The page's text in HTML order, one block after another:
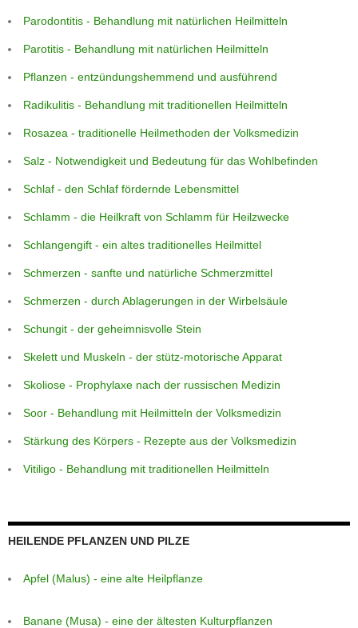
Parodontitis - Behandlung mit natürlichen Heilmitteln
Parotitis - Behandlung mit natürlichen Heilmitteln
Pflanzen - entzündungshemmend und ausführend
Radikulitis - Behandlung mit traditionellen Heilmitteln
Rosazea - traditionelle Heilmethoden der Volksmedizin
Salz - Notwendigkeit und Bedeutung für das Wohlbefinden
Schlaf - den Schlaf fördernde Lebensmittel
Schlamm - die Heilkraft von Schlamm für Heilzwecke
Schlangengift - ein altes traditionelles Heilmittel
Schmerzen - sanfte und natürliche Schmerzmittel
Schmerzen - durch Ablagerungen in der Wirbelsäule
Schungit - der geheimnisvolle Stein
Skelett und Muskeln - der stütz-motorische Apparat
Skoliose - Prophylaxe nach der russischen Medizin
Soor - Behandlung mit Heilmitteln der Volksmedizin
Stärkung des Körpers - Rezepte aus der Volksmedizin
Vitiligo - Behandlung mit traditionellen Heilmitteln
HEILENDE PFLANZEN UND PILZE
Apfel (Malus) - eine alte Heilpflanze
Banane (Musa) - eine der ältesten Kulturpflanzen